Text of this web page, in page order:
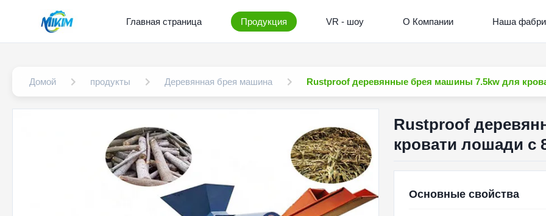
Главная страница Продукция VR - шоу О Компании Наша
Домой продукты Деревянная брея машина Rustproof деревянные брея машины 7.5kw для
Rustproof
кровати лошади с
Основные свойства